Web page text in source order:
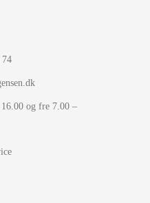
og fre 7.00 –